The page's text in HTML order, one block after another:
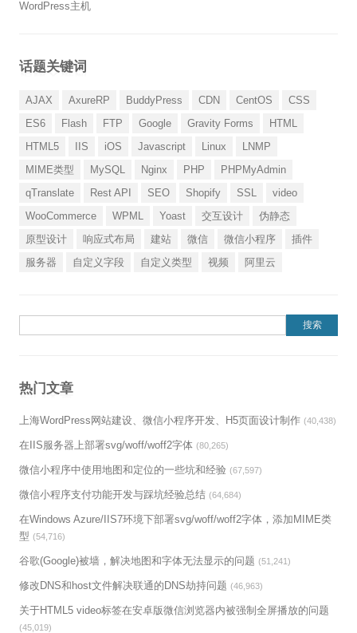
WordPress主机
话题关键词
AJAX AxureRP BuddyPress CDN CentOS
CSS
ES6
Flash FTP Google Gravity Forms
HTML
HTML5
IIS iOS Javascript Linux
LNMP
MIME类型
MySQL Nginx PHP
PHPMyAdmin
qTranslate
Rest API SEO Shopify SSL
video
WooCommerce
WPML Yoast 交互设计
伪静态
原型设计
响应式布局 建站 微信 微信小程序
插件
服务器
自定义字段 自定义类型 视频 阿里云
热门文章
上海WordPress网站建设、微信小程序开发、H5页面设计制作 (40,438)
在IIS服务器上部署svg/woff/woff2字体 (80,265)
微信小程序中使用地图和定位的一些坑和经验 (67,597)
微信小程序支付功能开发与踩坑经验总结 (64,684)
在Windows Azure/IIS7环境下部署svg/woff/woff2字体，添加MIME类
型 (54,716)
谷歌(Google)被墙，解决地图和字体无法显示的问题 (51,241)
修改DNS和host文件解决联通的DNS劫持问题 (46,963)
关于HTML5 video标签在安卓版微信浏览器内被强制全屏播放的问题
(45,019)